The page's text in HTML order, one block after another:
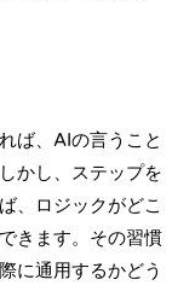
ば、AIの言うこと
かし、ステップを
、ロジックがどこ
きます。その習慣
に通用するかどう